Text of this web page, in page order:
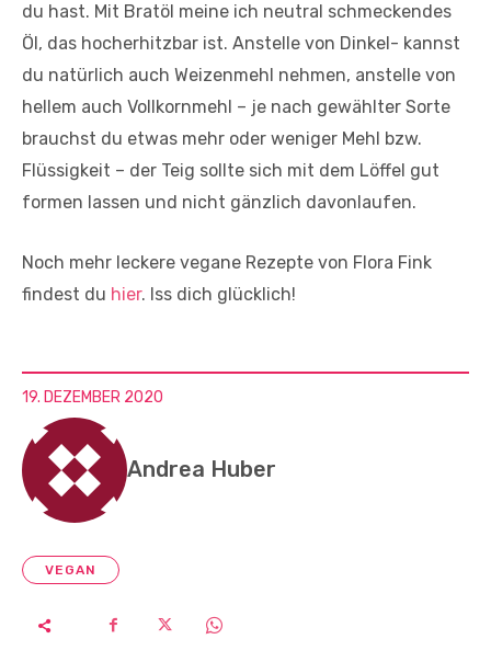
du hast. Mit Bratöl meine ich neutral schmeckendes
Öl, das hocherhitzbar ist. Anstelle von Dinkel- kannst
du natürlich auch Weizenmehl nehmen, anstelle von
hellem auch Vollkornmehl – je nach gewählter Sorte
brauchst du etwas mehr oder weniger Mehl bzw.
Flüssigkeit – der Teig sollte sich mit dem Löffel gut
formen lassen und nicht gänzlich davonlaufen.
Noch mehr leckere vegane Rezepte von Flora Fink
findest du hier. Iss dich glücklich!
19. DEZEMBER 2020
Andrea Huber
VEGAN